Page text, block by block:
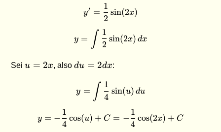
y' = \frac{1}{2}\sin(2x)
y′ =
2
1
sin(2x)
y = \int
y = ∫ 2
1
sin(2x) dx
Seiu
u = 2x, alsodu
du = 2dx:
y = \int
y = ∫ 4
1
sin(u) du
y = -\frac{1}{4}\cos(u) +
y = −
4
1
cos(u) + C = −
4
1
cos(2x) + C